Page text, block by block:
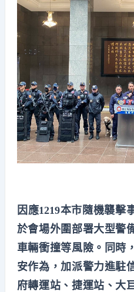
因應1219本市隨機襲擊
於會場外圍部署大型警
車輛衝撞等風險。同時
安作為，加派警力進駐
府轉運站、捷運站、大